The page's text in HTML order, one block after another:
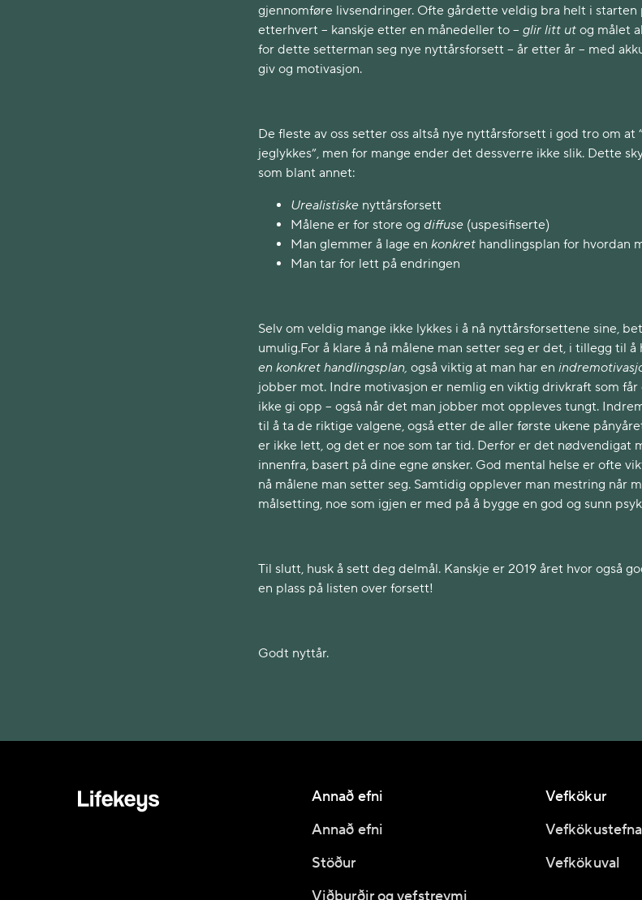
gjennomføre livsendringer. Ofte gårdette veldig bra helt i
etterhvert – kanskje etter en månedeller to – glir litt ut og målet
for dette setterman seg nye nyttårsforsett – år etter år – med
giv og motivasjon.
De fleste av oss setter oss altså nye nyttårsforsett i god tro om at
jeglykkes”, men for mange ender det dessverre ikke slik. Dette
som blant annet:
Urealistiske nyttårsforsett
Målene er for store og diffuse (uspesifiserte)
Man glemmer å lage en konkret handlingsplan for hvordan
Man tar for lett på endringen
Selv om veldig mange ikke lykkes i å nå nyttårsforsettene sine,
umulig.For å klare å nå målene man setter seg er det, i tillegg til å
en konkret handlingsplan, også viktig at man har en
jobber mot. Indre motivasjon er nemlig en viktig drivkraft som får
ikke gi opp – også når det man jobber mot oppleves tungt.
til å ta de riktige valgene, også etter de aller første ukene
er ikke lett, og det er noe som tar tid. Derfor er det nødvendigat
innenfra, basert på dine egne ønsker. God mental helse er ofte
nå målene man setter seg. Samtidig opplever man mestring når
målsetting, noe som igjen er med på å bygge en god og sunn
Til slutt, husk å sett deg delmål. Kanskje er 2019 året hvor også
en plass på listen over forsett!
Godt nyttår.
Annað efni
Annað efni
Stöður
Vefkökur
Vefkökustefna
Vefkökuval